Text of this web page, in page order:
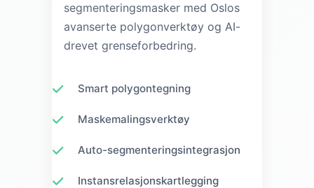
segmenteringsmasker med Oslos
avanserte polygonverktøy og AI-
drevet grenseforbedring.
Smart polygontegning
Maskemalingsverktøy
Auto-segmenteringsintegrasjon
Instansrelasjonskartlegging